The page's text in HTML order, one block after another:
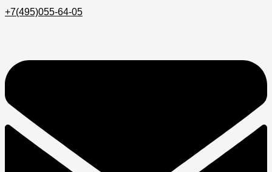
+7(495)055-64-05